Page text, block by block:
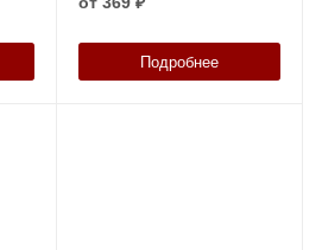
Подробнее